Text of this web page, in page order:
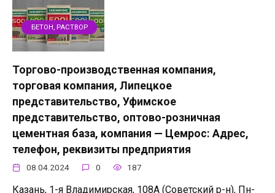
БЕТОН, РАСТВОР
Торгово-производственная компания,
торговая компания, Липецкое
представительство, Уфимское
представительство, оптово-розничная
цементная база, компания — Цемрос: Адрес,
телефон, реквизиты предприятия
08.04.2024 0 187
Казань, 1-я Владимирская, 108А (Советский р-н), Пн-